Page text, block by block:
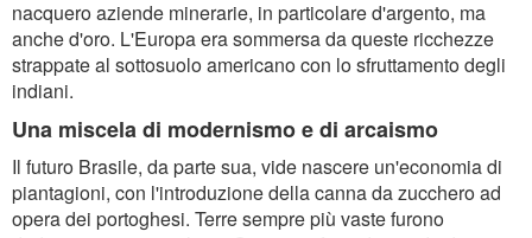
nacquero aziende minerarie, in particolare d'argento, ma
anche d'oro. L'Europa era sommersa da queste ricchezze
strappate al sottosuolo americano con lo sfruttamento degli
indiani.
Una miscela di modernismo e di arcaismo
Il futuro Brasile, da parte sua, vide nascere un'economia di
piantagioni, con l'introduzione della canna da zucchero ad
opera dei portoghesi. Terre sempre più vaste furono